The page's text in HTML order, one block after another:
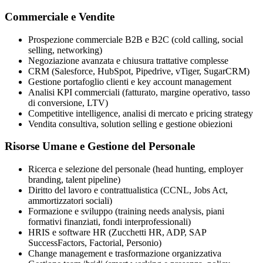
Commerciale e Vendite
Prospezione commerciale B2B e B2C (cold calling, social
selling, networking)
Negoziazione avanzata e chiusura trattative complesse
CRM (Salesforce, HubSpot, Pipedrive, vTiger, SugarCRM)
Gestione portafoglio clienti e key account management
Analisi KPI commerciali (fatturato, margine operativo, tasso
di conversione, LTV)
Competitive intelligence, analisi di mercato e pricing strategy
Vendita consultiva, solution selling e gestione obiezioni
Risorse Umane e Gestione del Personale
Ricerca e selezione del personale (head hunting, employer
branding, talent pipeline)
Diritto del lavoro e contrattualistica (CCNL, Jobs Act,
ammortizzatori sociali)
Formazione e sviluppo (training needs analysis, piani
formativi finanziati, fondi interprofessionali)
HRIS e software HR (Zucchetti HR, ADP, SAP
SuccessFactors, Factorial, Personio)
Change management e trasformazione organizzativa